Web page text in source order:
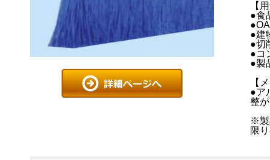
【
●食
●建
●切
●コ
●製
【
●ア
整
※製
限